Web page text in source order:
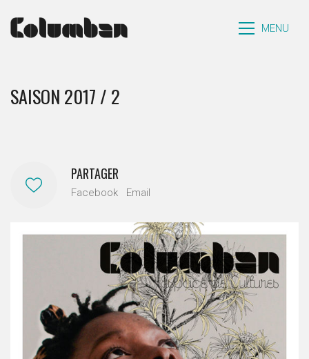
MENU
SAISON 2017 / 2
PARTAGER
Facebook Email